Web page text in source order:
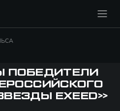
ПОБЕДИТЕЛИ
EXEED»